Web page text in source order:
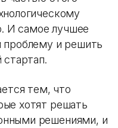
И самое лучшее
проблему и решить
стартап.
тем, что
хотят решать
решениями, и